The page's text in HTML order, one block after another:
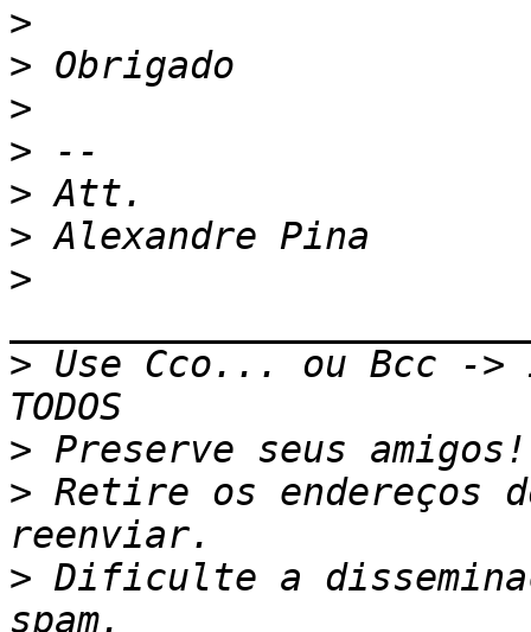
>
>
>
>
>
>
>
> Use Cco... ou Bcc ->
>
> Retire os endereços
> Dificulte a